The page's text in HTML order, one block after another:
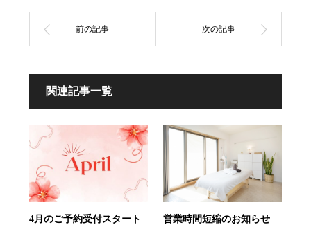
関連記事一覧
4月のご予約受付スタート
営業時間短縮のお知らせ